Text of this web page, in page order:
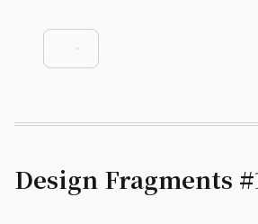
Design Fragments